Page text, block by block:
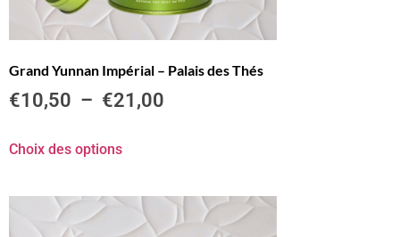
Grand Yunnan Impérial – Palais des Thés
€10,50 – €21,00
Choix des options